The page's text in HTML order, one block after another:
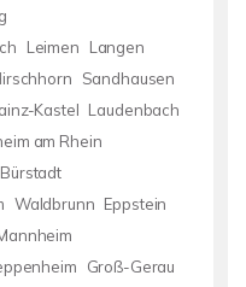
Leimen
Langen
Sandhausen
Kastel Laudenbach
am Rhein
Bürstadt
Waldbrunn Eppstein
Groß-Gerau